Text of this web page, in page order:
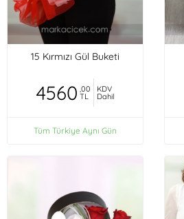
15 Kırmızı Gül Buketi
4560 ,00
TL
KDV
Dahil
Tüm Türkiye Aynı Gün